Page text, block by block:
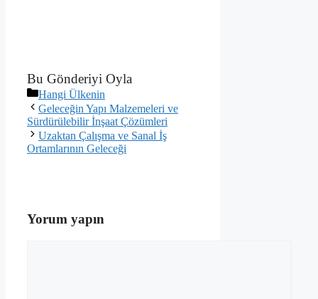
Bu Gönderiyi Oyla
Kategoriler
Hangi Ülkenin
Geleceğin Yapı Malzemeleri ve
Sürdürülebilir İnşaat Çözümleri
Uzaktan Çalışma ve Sanal İş
Ortamlarının Geleceği
Yorum yapın